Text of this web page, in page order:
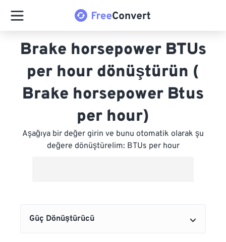
Brake horsepower BTUs
per hour dönüştürün (
Brake horsepower Btus
per hour)
Aşağıya bir değer girin ve bunu otomatik olarak şu
değere dönüştürelim: BTUs per hour